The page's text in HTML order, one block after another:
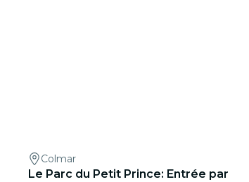
Colmar
Le Parc du Petit Prince: Entrée par